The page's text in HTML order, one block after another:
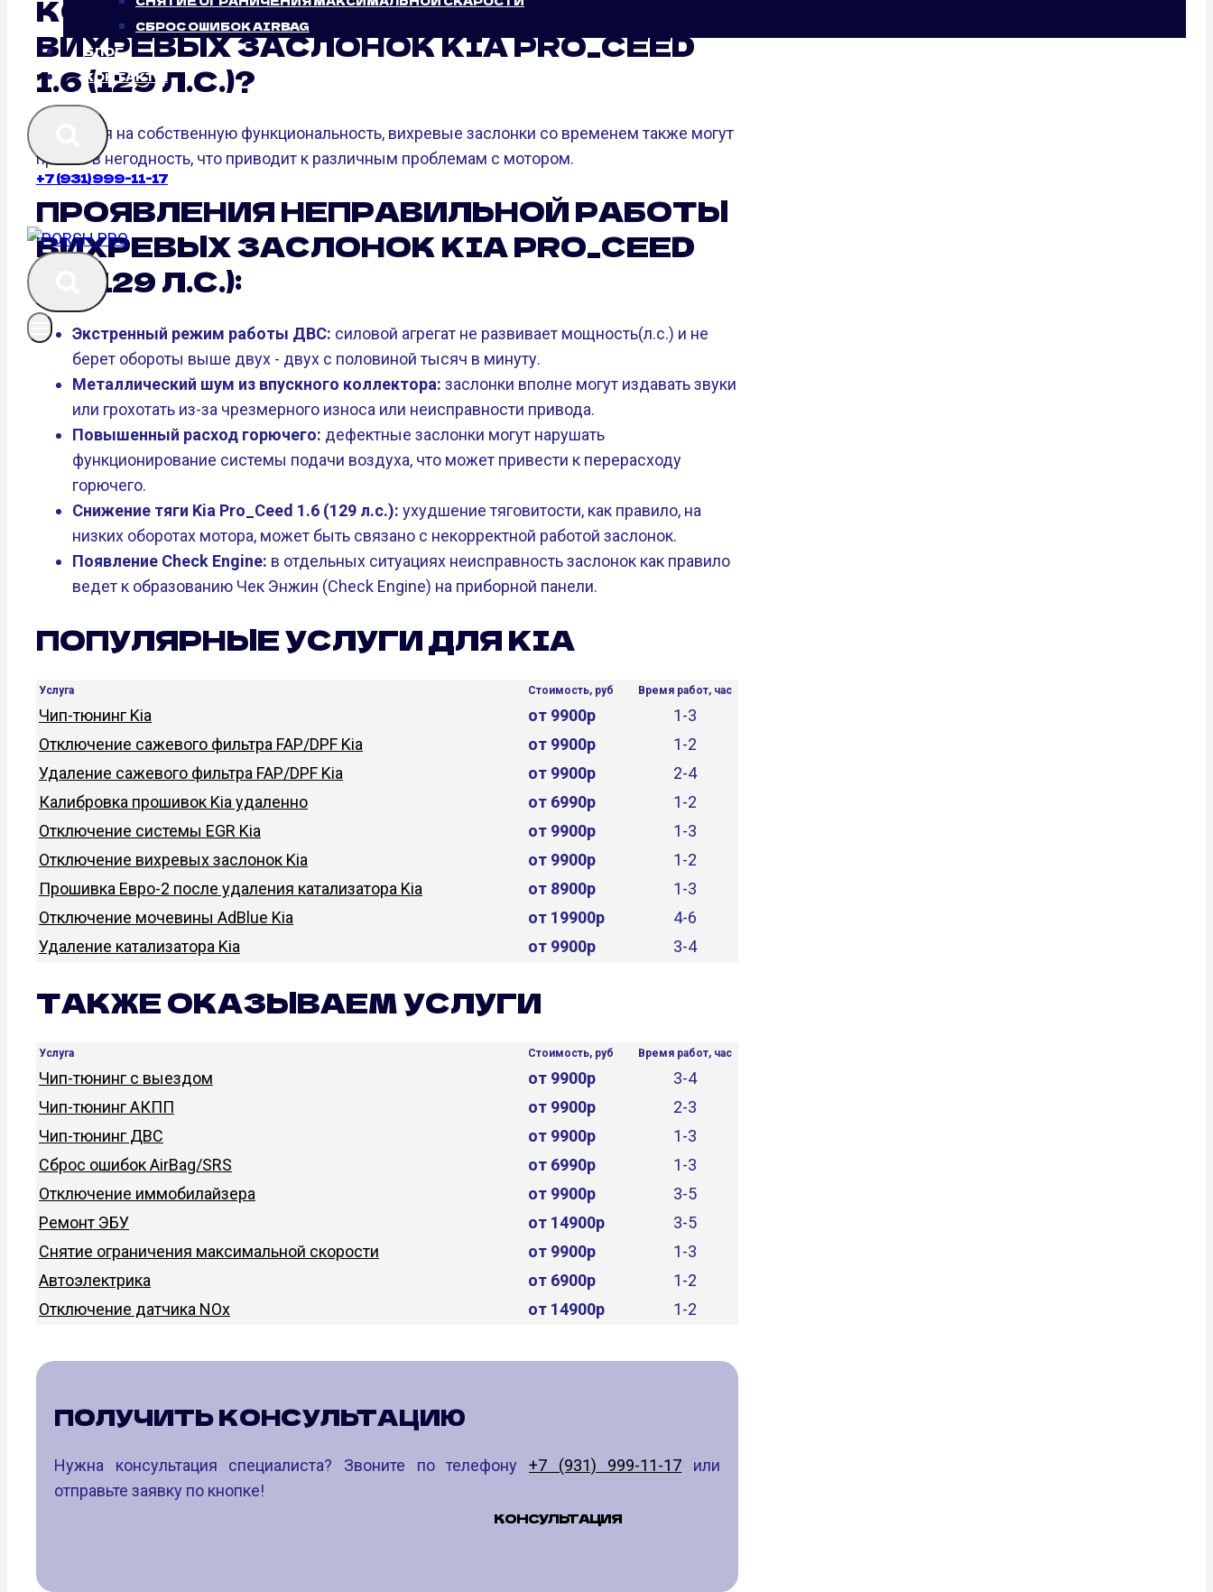
СБРОС ОШИБОК AIRBAG
БЛОГ
КОНТАКТЫ
+7 (931) 999-11-17
КОГДА ЖЕ ТРЕБУЕТСЯ ВЫКЛЮЧЕНИЕ
ВИХРЕВЫХ ЗАСЛОНОК KIA PRO_CEED
1.6 (129 Л.С.)?
Не взирая на собственную функциональность, вихревые заслонки со временем также могут
прийти в негодность, что приводит к различным проблемам с мотором.
ПРОЯВЛЕНИЯ НЕПРАВИЛЬНОЙ РАБОТЫ
ВИХРЕВЫХ ЗАСЛОНОК KIA PRO_CEED
1.6 (129 Л.С.):
Экстренный режим работы ДВС: силовой агрегат не развивает мощность(л.с.) и не
берет обороты выше двух - двух с половиной тысяч в минуту.
Металлический шум из впускного коллектора: заслонки вполне могут издавать звуки
или грохотать из-за чрезмерного износа или неисправности привода.
Повышенный расход горючего: дефектные заслонки могут нарушать
функционирование системы подачи воздуха, что может привести к перерасходу
горючего.
Снижение тяги Kia Pro_Ceed 1.6 (129 л.с.): ухудшение тяговитости, как правило, на
низких оборотах мотора, может быть связано с некорректной работой заслонок.
Появление Check Engine: в отдельных ситуациях неисправность заслонок как правило
ведет к образованию Чек Энжин (Check Engine) на приборной панели.
ПОПУЛЯРНЫЕ УСЛУГИ ДЛЯ KIA
Услуга Стоимость, руб Время работ, час
Чип-тюнинг Kia от 9900р
1-3
Отключение сажевого фильтра FAP/DPF Kia
от 9900р
1-2
Удаление сажевого фильтра FAP/DPF Kia
от 9900р
2-4
Калибровка прошивок Kia удаленно
от 6990р
1-2
Отключение системы EGR Kia
от 9900р
1-3
Отключение вихревых заслонок Kia
от 9900р
1-2
Прошивка Евро-2 после удаления катализатора Kia
от 8900р
1-3
Отключение мочевины AdBlue Kia
от 19900р
4-6
Удаление катализатора Kia
от 9900р 3-4
ТАКЖЕ ОКАЗЫВАЕМ УСЛУГИ
Услуга Стоимость, руб Время работ, час
Чип-тюнинг с выездом от 9900р
3-4
Чип-тюнинг АКПП
от 9900р
2-3
Чип-тюнинг ДВС
от 9900р
1-3
Сброс ошибок AirBag/SRS
от 6990р
1-3
Отключение иммобилайзера
от 9900р
3-5
Ремонт ЭБУ
от 14900р
3-5
Снятие ограничения максимальной скорости
от 9900р
1-3
Автоэлектрика
от 6900р
1-2
Отключение датчика NOx
от 14900р 1-2
ПОЛУЧИТЬ КОНСУЛЬТАЦИЮ
Нужна консультация специалиста? Звоните по телефону +7 (931) 999-11-17 или
отправьте заявку по кнопке!
КОНСУЛЬТАЦИЯ